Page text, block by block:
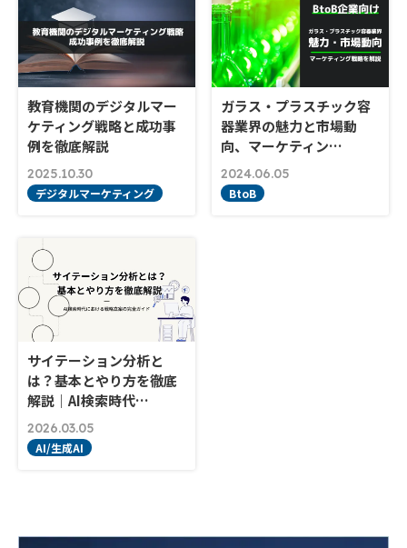
教育機関のデジタルマー
ケティング戦略と成功事
例を徹底解説
2025.10.30
デジタルマーケティング
ガラス・プラスチック容
器業界の魅力と市場動
向、マーケティン…
2024.06.05
BtoB
サイテーション分析と
は？基本とやり方を徹底
解説｜AI検索時代…
2026.03.05
AI/生成AI